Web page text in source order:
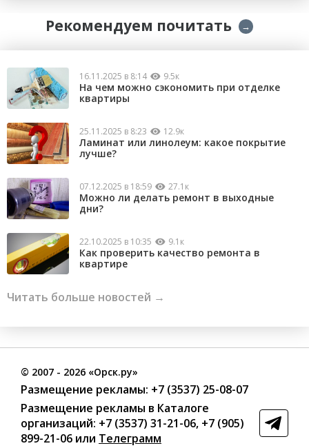
Рекомендуем почитать →
16.11.2025 в 8:14 9.5к
На чем можно сэкономить при отделке
квартиры
25.11.2025 в 8:23 12.9к
Ламинат или линолеум: какое покрытие
лучше?
07.12.2025 в 18:59 27.1к
Можно ли делать ремонт в выходные
дни?
22.10.2025 в 10:35 9.1к
Как проверить качество ремонта в
квартире
Читать больше новостей →
© 2007 - 2026 «Орск.ру»
Размещение рекламы: +7 (3537) 25-08-07
Размещение рекламы в Каталоге
организаций: +7 (3537) 31-21-06, +7 (905)
899-21-06 или Телеграмм